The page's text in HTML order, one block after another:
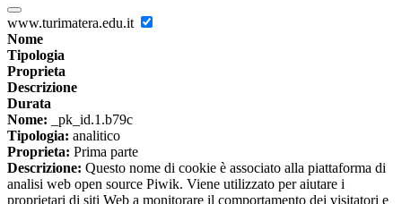
www.turimatera.edu.it
Nome
Tipologia
Proprieta
Descrizione
Durata
Nome: _pk_id.1.b79c
Tipologia: analitico
Proprieta: Prima parte
Descrizione: Questo nome di cookie è associato alla piattaforma di
analisi web open source Piwik. Viene utilizzato per aiutare i
proprietari di siti Web a monitorare il comportamento dei visitatori e